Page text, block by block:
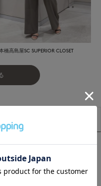
橋高島屋SC SUPERIOR CLOSET
つつも、コンパクトなフ